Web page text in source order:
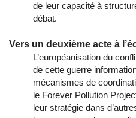
de leur capacité à
débat.
Vers un deuxième acte à
L’européanisation du
de cette guerre
mécanismes de
le Forever Pollution
leur stratégie dans